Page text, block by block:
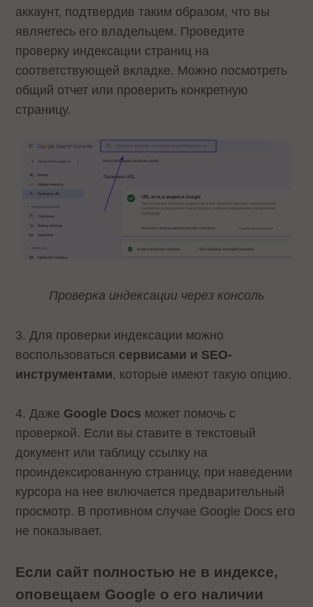
аккаунт, подтвердив таким образом, что вы
являетесь его владельцем. Проведите
проверку индексации страниц на
соответствующей вкладке. Можно посмотреть
общий отчет или проверить конкретную
страницу.
Проверка индексации через консоль
3. Для проверки индексации можно
воспользоваться сервисами и SEO-
инструментами, которые имеют такую опцию.
4. Даже Google Docs может помочь с
проверкой. Если вы ставите в текстовый
документ или таблицу ссылку на
проиндексированную страницу, при наведении
курсора на нее включается предварительный
просмотр. В противном случае Google Docs его
не показывает.
Если сайт полностью не в индексе,
оповещаем Google о его наличии